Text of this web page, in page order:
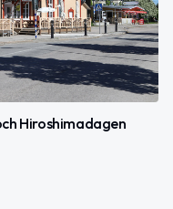
Hiroshimadagen